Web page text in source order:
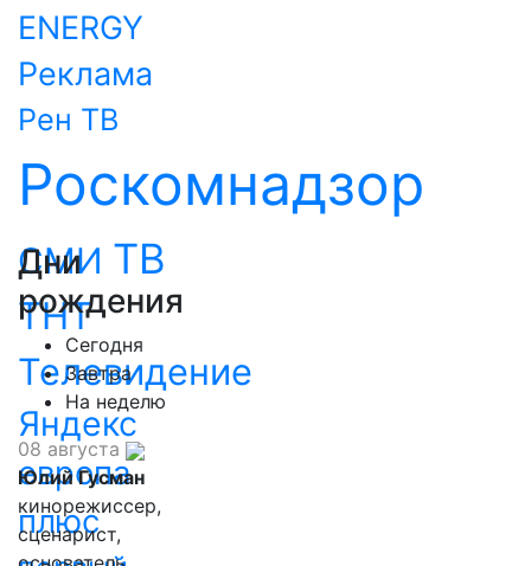
ENERGY
Реклама
Рен ТВ
Роскомнадзор
СМИ ТВ
ТНТ
Телевидение
Яндекс
европа
плюс
Дни
рождения
Сегодня
Завтра
На неделю
08 августа
Юлий Гусман
кинорежиссер,
сценарист,